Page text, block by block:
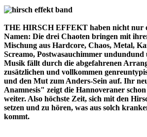
THE HIRSCH EFFEKT haben nicht nur
Namen: Die drei Chaoten bringen mit
Mischung aus Hardcore, Chaos, Metal,
Screamo, Postwasauchimmer
Musik fällt durch die abgefahrenen
zusätzlichen und vollkommen
und den Mut zum Anders-Sein auf. Ihr
Anamnesis" zeigt die Hannoveraner
weiter. Also höchste Zeit, sich mit den
setzen und zu hören, was aus solch
kommt.